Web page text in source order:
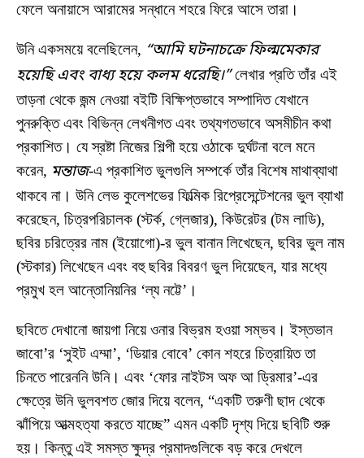
ফেলে অনায়াসে আরামের সন্ধানে শহরে ফিরে আসে তারা।
উনি একসময়ে বলেছিলেন, “আমি ঘটনাচক্রে ফিল্মমেকার
হয়েছি এবং বাধ্য হয়ে কলম ধরেছি।”লেখার প্রতি তাঁর এই
তাড়না থেকে জন্ম নেওয়া বইটি বিক্ষিপ্তভাবে সম্পাদিত যেখানে
পুনরুক্তি এবং বিভিন্ন লেখনীগত এবং তথ্যগতভাবে অসমীচীন কথা
প্রকাশিত। যে স্রষ্টা নিজের শিল্পী হয়ে ওঠাকে দুর্ঘটনা বলে মনে
করেন, মন্তাজ-এ প্রকাশিত ভুলগুলি সম্পর্কে তাঁর বিশেষ মাথাব্যাথা
থাকবে না। উনি লেভ কুলেশভের ফিল্মিক রিপ্রেসেন্টেশনের ভুল ব্যাখা
করেছেন, চিত্রপরিচালক (স্টর্ক, গ্লেজার), কিউরেটর (টম লাডি),
ছবির চরিত্রের নাম (ইয়োগো)-র ভুল বানান লিখেছেন, ছবির ভুল নাম
(স্টকার) লিখেছেন এবং বহু ছবির বিবরণ ভুল দিয়েছেন, যার মধ্যে
প্রমুখ হল আন্তোনিয়নির ‘ল্য নট্টে’।
ছবিতে দেখানো জায়গা নিয়ে ওনার বিভ্রম হওয়া সম্ভব। ইস্তভান
জাবো’র ‘সুইট এম্মা’, ‘ডিয়ার বোবে’ কোন শহরে চিত্রায়িত তা
চিনতে পারেননি উনি। এবং ‘ফোর নাইটস অফ আ ড্রিমার’-এর
ক্ষেত্রে উনি ভুলবশত জোর দিয়ে বলেন, “একটি তরুণী ছাদ থেকে
ঝাঁপিয়ে আত্মহত্যা করতে যাচ্ছে” এমন একটি দৃশ্য দিয়ে ছবিটি শুরু
হয়। কিন্তু এই সমস্ত ক্ষুদ্র প্রমাদগুলিকে বড় করে দেখলে